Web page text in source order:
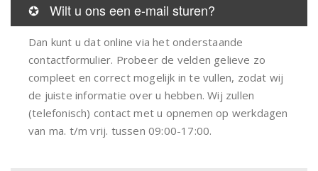
✪ Wilt u ons een e-mail sturen?
Dan kunt u dat online via het onderstaande
contactformulier. Probeer de velden gelieve zo
compleet en correct mogelijk in te vullen, zodat wij
de juiste informatie over u hebben. Wij zullen
(telefonisch) contact met u opnemen op werkdagen
van ma. t/m vrij. tussen 09:00-17:00.